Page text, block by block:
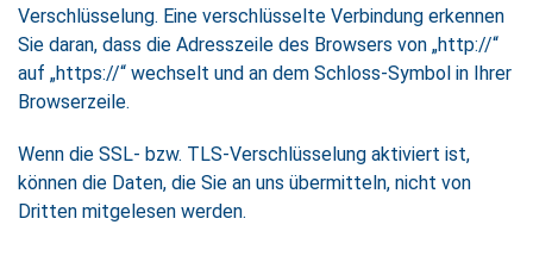
Verschlüsselung. Eine verschlüsselte Verbindung erkennen
Sie daran, dass die Adresszeile des Browsers von „http://“
auf „https://“ wechselt und an dem Schloss-Symbol in Ihrer
Browserzeile.
Wenn die SSL- bzw. TLS-Verschlüsselung aktiviert ist,
können die Daten, die Sie an uns übermitteln, nicht von
Dritten mitgelesen werden.